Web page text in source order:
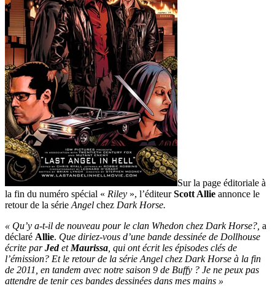
Sur la page éditoriale à
la fin du numéro spécial « Riley », l’éditeurScott Allie annonce le
retour de la série Angel chez Dark Horse.
« Qu’y a-t-il de nouveau pour le clan Whedon chez Dark Horse?, a
déclaré Allie. Que diriez-vous d’une bande dessinée de Dollhouse
écrite parJedet Maurissa , qui ont écrit les épisodes clés de
l’émission? Et le retour de la série Angel chez Dark Horse à la fin
de 2011, en tandem avec notre saison 9 de Buffy ? Je ne peux pas
attendre de tenir ces bandes dessinées dans mes mains »